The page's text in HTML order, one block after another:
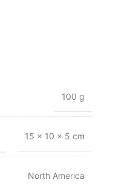
100 g
15 × 10 × 5 cm
North America